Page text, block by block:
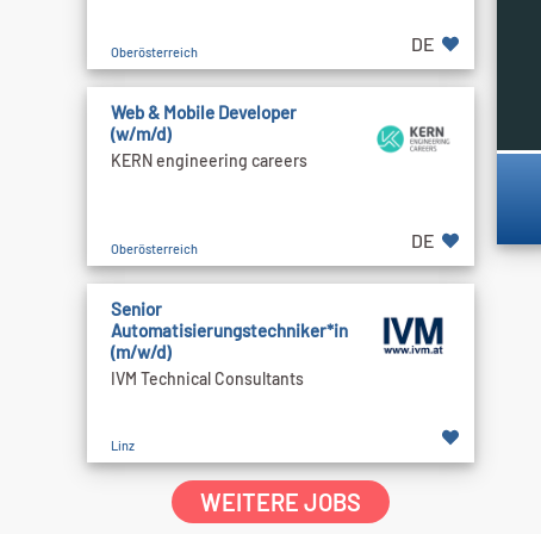
Oberösterreich DE
Web & Mobile Developer
(w/m/d)
KERN engineering careers
Oberösterreich DE
Senior
Automatisierungstechniker*in
(m/w/d)
IVM Technical Consultants
Linz
WEITERE JOBS